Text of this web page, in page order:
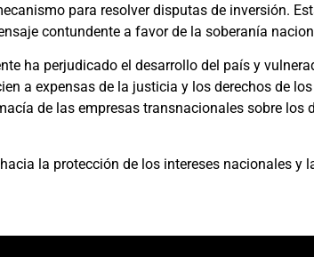
para resolver disputas de inversión.
contundente a favor de la soberanía
ha perjudicado el desarrollo del país y
a expensas de la justicia y los derechos de
de las empresas transnacionales sobre
la protección de los intereses nacionales y